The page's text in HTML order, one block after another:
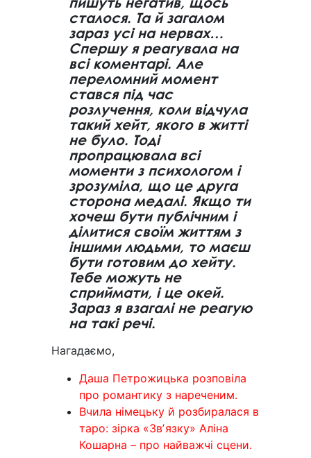
сталося. Та й загалом
зараз усі на нервах…
Спершу я реагувала на
всі коментарі. Але
переломний момент
стався під час
розлучення, коли відчула
такий хейт, якого в житті
не було. Тоді
пропрацювала всі
моменти з психологом і
зрозуміла, що це друга
сторона медалі. Якщо ти
хочеш бути публічним і
ділитися своїм життям з
іншими людьми, то маєш
бути готовим до хейту.
Тебе можуть не
сприймати, і це окей.
Зараз я взагалі не реагую
на такі речі.
Нагадаємо,
Даша Петрожицька розповіла
про романтику з нареченим.
Вчила німецьку й розбиралася в
таро: зірка «Звʼязку» Аліна
Кошарна – про найважчі сцени.